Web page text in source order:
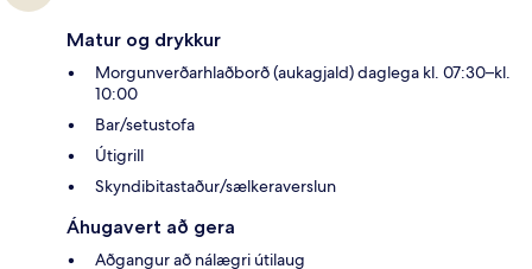
Matur og drykkur
Morgunverðarhlaðborð (aukagjald) daglega kl. 07:30–kl.
10:00
Bar/setustofa
Útigrill
Skyndibitastaður/sælkeraverslun
Áhugavert að gera
Aðgangur að nálægri útilaug